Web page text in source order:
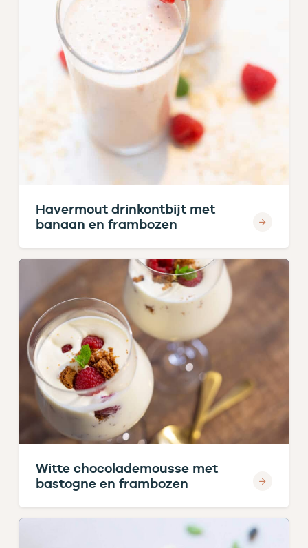
Havermout drinkontbijt met
banaan en frambozen
Witte chocolademousse met
bastogne en frambozen